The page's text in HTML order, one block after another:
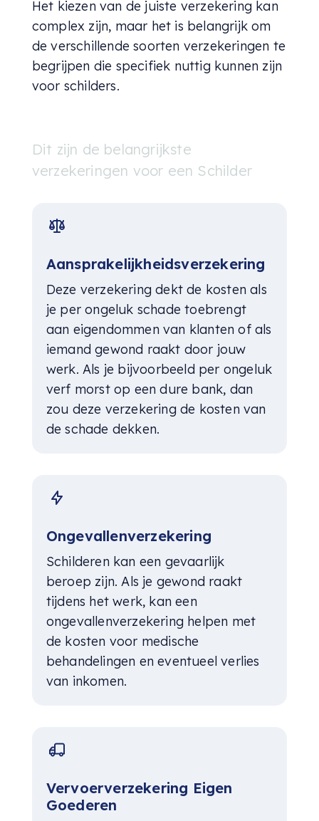
Het kiezen van de juiste verzekering kan
complex zijn, maar het is belangrijk om
de verschillende soorten verzekeringen te
begrijpen die specifiek nuttig kunnen zijn
voor schilders.
Dit zijn de belangrijkste
verzekeringen voor een Schilder
Aansprakelijkheidsverzekering
Deze verzekering dekt de kosten als
je per ongeluk schade toebrengt
aan eigendommen van klanten of als
iemand gewond raakt door jouw
werk. Als je bijvoorbeeld per ongeluk
verf morst op een dure bank, dan
zou deze verzekering de kosten van
de schade dekken.
Ongevallenverzekering
Schilderen kan een gevaarlijk
beroep zijn. Als je gewond raakt
tijdens het werk, kan een
ongevallenverzekering helpen met
de kosten voor medische
behandelingen en eventueel verlies
van inkomen.
Vervoer­verzekering Eigen
Goederen